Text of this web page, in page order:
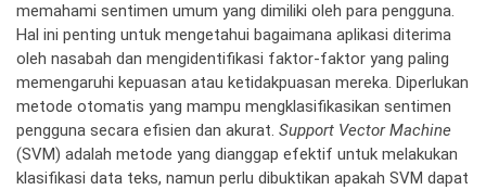
memahami sentimen umum yang dimiliki oleh para pengguna.
Hal ini penting untuk mengetahui bagaimana aplikasi diterima
oleh nasabah dan mengidentifikasi faktor-faktor yang paling
memengaruhi kepuasan atau ketidakpuasan mereka. Diperlukan
metode otomatis yang mampu mengklasifikasikan sentimen
pengguna secara efisien dan akurat. Support Vector Machine
(SVM) adalah metode yang dianggap efektif untuk melakukan
klasifikasi data teks, namun perlu dibuktikan apakah SVM dapat